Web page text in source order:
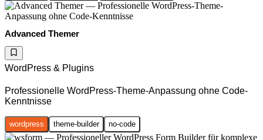
Advanced Themer
WordPress & Plugins
Professionelle WordPress-Theme-Anpassung ohne Code-
Kenntnisse
wordpress theme-builder no-code